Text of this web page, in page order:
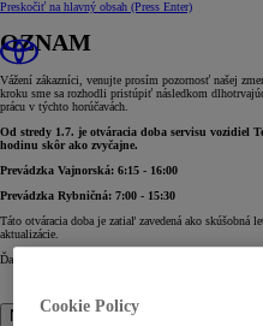
Preskočiť na hlavný obsah (Press Enter)
OZNAM
Vážení zákazníci, venujte prosím pozornosť našej
kroku sme sa rozhodli pristúpiť následkom
prácu v týchto horúčavách.
Od stredy 1.7. je otváracia doba servisu vozidiel
hodinu skôr ako zvyčajne.
Prevádzka Vajnorská: 6:15 - 16:00
Prevádzka Rybničná: 7:00 - 15:30
Táto otváracia doba je zatiaľ zavedená ako skúšobná
aktualizácie.
Ďakujeme za porozumenie.
Nové vozidlá
Cookie Policy